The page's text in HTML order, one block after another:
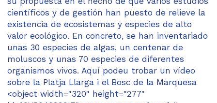
científicos y de gestión han puesto de relieve la
existencia de ecosistemas y especies de alto
valor ecológico. En concreto, se han inventariado
unas 30 especies de algas, un centenar de
moluscos y unas 70 especies de diferentes
organismos vivos. Aquí podeu trobar un vídeo
sobre la Platja Llarga i el Bosc de la Marquesa
<object width="320" height="277"